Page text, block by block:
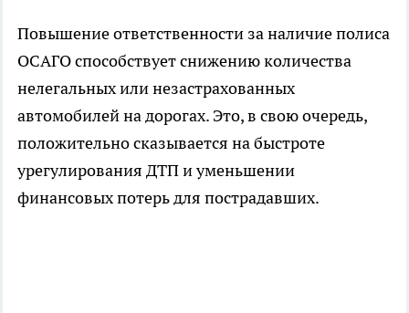
Повышение ответственности за наличие полиса
ОСАГО способствует снижению количества
нелегальных или незастрахованных
автомобилей на дорогах. Это, в свою очередь,
положительно сказывается на быстроте
урегулирования ДТП и уменьшении
финансовых потерь для пострадавших.